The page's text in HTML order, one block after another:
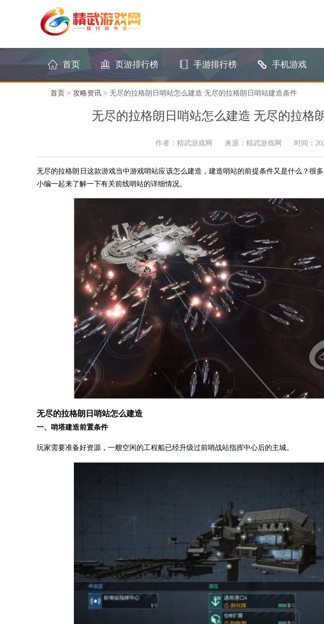
首页 页游排行榜 手游排行榜 手机游戏
首页 > 攻略资讯 > 无尽的拉格朗日哨站怎么建造 无尽的拉格朗日哨站建造条件
无尽的拉格朗日哨站怎么建造 无尽的拉格
作者：精武游戏网 来源：精武游戏网 时间：
无尽的拉格朗日这款游戏当中游戏哨站应该怎么建造，建造哨站的前提条件又是什么？很
小编一起来了解一下有关前线哨站的详细情况。
无尽的拉格朗日哨站怎么建造
一、哨塔建造前置条件
玩家需要准备好资源，一艘空闲的工程船已经升级过前哨战站指挥中心后的主城。